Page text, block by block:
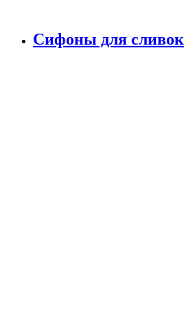
Сифоны для сливок